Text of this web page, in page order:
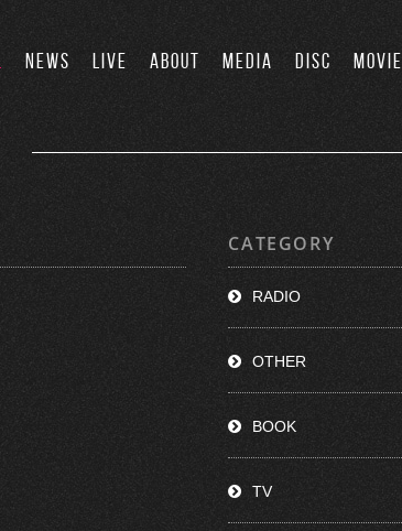
NEWS LIVE ABOUT MEDIA DISC MOVIE
CATEGORY
RADIO
OTHER
BOOK
TV